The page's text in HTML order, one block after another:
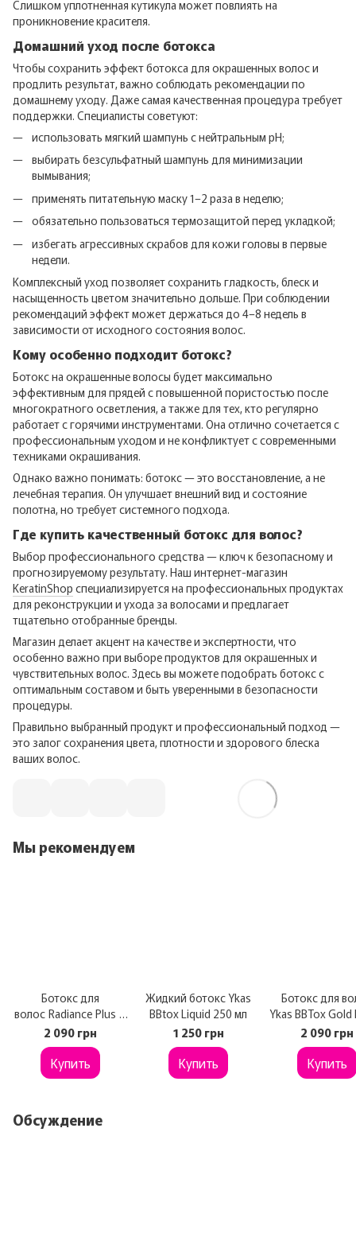
Слишком уплотненная кутикула может повлиять на
проникновение красителя.
Домашний уход после ботокса
Чтобы сохранить эффект ботокса для окрашенных волос и
продлить результат, важно соблюдать рекомендации по
домашнему уходу. Даже самая качественная процедура требует
поддержки. Специалисты советуют:
использовать мягкий шампунь с нейтральным pH;
выбирать безсульфатный шампунь для минимизации
вымывания;
применять питательную маску 1–2 раза в неделю;
обязательно пользоваться термозащитой перед укладкой;
избегать агрессивных скрабов для кожи головы в первые
недели.
Комплексный уход позволяет сохранить гладкость, блеск и
насыщенность цветом значительно дольше. При соблюдении
рекомендаций эффект может держаться до 4–8 недель в
зависимости от исходного состояния волос.
Кому особенно подходит ботокс?
Ботокс на окрашенные волосы будет максимально
эффективным для прядей с повышенной пористостью после
многократного осветления, а также для тех, кто регулярно
работает с горячими инструментами. Она отлично сочетается с
профессиональным уходом и не конфликтует с современными
техниками окрашивания.
Однако важно понимать: ботокс — это восстановление, а не
лечебная терапия. Он улучшает внешний вид и состояние
полотна, но требует системного подхода.
Где купить качественный ботокс для волос?
Выбор профессионального средства — ключ к безопасному и
прогнозируемому результату. Наш интернет-магазин
KeratinShop специализируется на профессиональных продуктах
для реконструкции и ухода за волосами и предлагает
тщательно отобранные бренды.
Магазин делает акцент на качестве и экспертности, что
особенно важно при выборе продуктов для окрашенных и
чувствительных волос. Здесь вы можете подобрать ботокс с
оптимальным составом и быть уверенными в безопасности
процедуры.
Правильно выбранный продукт и профессиональный подход —
это залог сохранения цвета, плотности и здорового блеска
ваших волос.
Мы рекомендуем
Ботокс для
волос Radiance Plus A
gi Max BTX Capilar 900
г
2 090 грн
Купить
Жидкий ботокс Ykas
BBtox Liquid 250 мл
1 250 грн
Купить
Ботокс для
Ykas BBTox Gold
Pro 1 кг
2 090 грн
Купить
Обсуждение